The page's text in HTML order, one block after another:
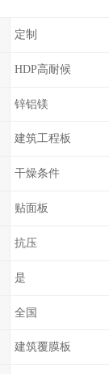
定制
HDP高耐候
锌铝镁
建筑工程板
干燥条件
贴面板
抗压
是
全国
建筑覆膜板